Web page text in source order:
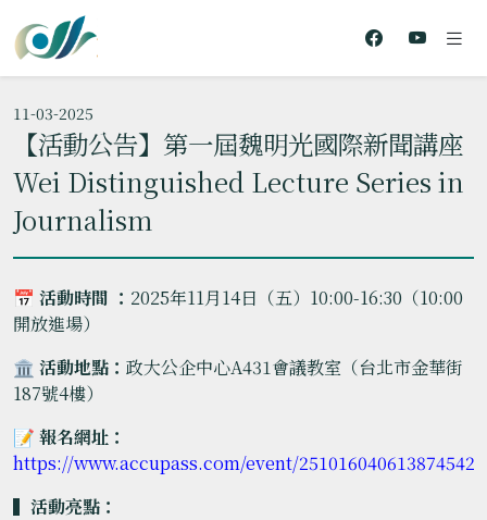
11-03-2025
【活動公告】第一屆魏明光國際新聞講座
Wei Distinguished Lecture Series in
Journalism
📅 活動時間 ： 2025年11月14日（五）10:00-16:30（10:00
開放進場）
🏛️ 活動地點： 政大公企中心A431會議教室（台北市金華街
187號4樓）
📝 報名網址：
https://www.accupass.com/event/
▍活動亮點：